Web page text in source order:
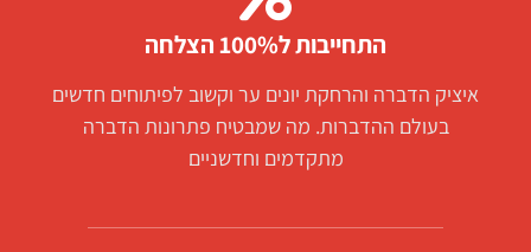
התחייבות ל100% הצלחה
איציק הדברה והרחקת יונים ער וקשוב לפיתוחים חדשים
בעולם ההדברות. מה שמבטיח פתרונות הדברה
מתקדמים וחדשניים